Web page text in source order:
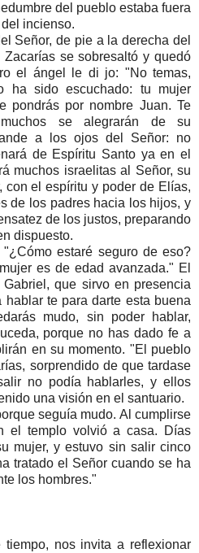
del pueblo estaba fuera
incienso.
Señor, de pie a la derecha del
se sobresaltó y quedó
el ángel le di jo: "No temas,
ha sido escuchado: tu mujer
pondrás por nombre Juan. Te
se alegrarán de su
a los ojos del Señor: no
de Espíritu Santo ya en el
muchos israelitas al Señor, su
con el espíritu y poder de Elías,
de los padres hacia los hijos, y
de los justos, preparando
dispuesto.
estaré seguro de eso?
es de edad avanzada." El
que sirvo en presencia
te para darte esta buena
mudo, sin poder hablar,
porque no has dado fe a
en su momento. "El pueblo
sorprendido de que tardase
no podía hablarles, y ellos
una visión en el santuario.
seguía mudo. Al cumplirse
el templo volvió a casa. Días
mujer, y estuvo sin salir cinco
tratado el Señor cuando se ha
los hombres."
nos invita a reflexionar